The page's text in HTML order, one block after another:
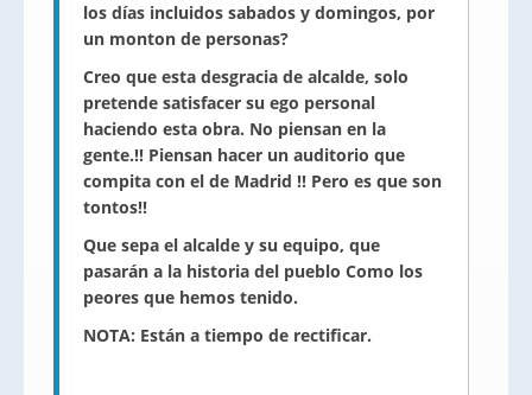
los días incluidos sabados y domingos, por
un monton de personas?
Creo que esta desgracia de alcalde, solo
pretende satisfacer su ego personal
haciendo esta obra. No piensan en la
gente.!! Piensan hacer un auditorio que
compita con el de Madrid !! Pero es que son
tontos!!
Que sepa el alcalde y su equipo, que
pasarán a la historia del pueblo Como los
peores que hemos tenido.
NOTA: Están a tiempo de rectificar.